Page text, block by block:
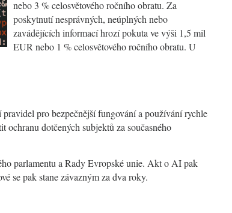
nebo 3 % celosvětového ročního obratu. Za
poskytnutí nesprávných, neúplných nebo
zavádějících informací hrozí pokuta ve výši 1,5 mil
EUR nebo 1 % celosvětového ročního obratu. U
pro bezpečnější fungování a používání rychle
dotčených subjektů za současného
parlamentu a Rady Evropské unie. Akt o AI pak
se pak stane závazným za dva roky.